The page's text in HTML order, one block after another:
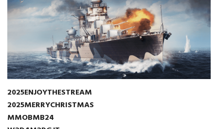
2025ENJOYTHESTREAM
2025MERRYCHRISTMAS
MMOBMB24